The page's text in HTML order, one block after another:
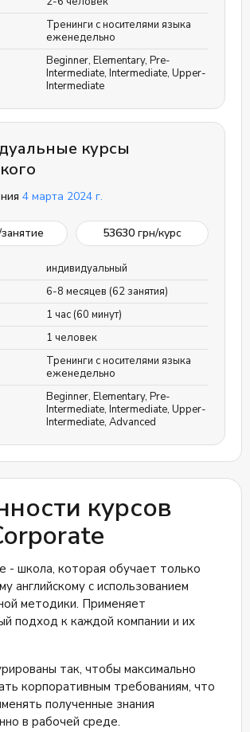
Тренинги с носителями языка
еженедельно
Beginner, Elementary, Pre-
Intermediate, Intermediate, Upper-
Intermediate
курсы
4 марта 2024 г.
53630 грн/курс
индивидуальный
6-8 месяцев (62 занятия)
1 час (60 минут)
1 человек
Тренинги с носителями языка
еженедельно
Beginner, Elementary, Pre-
Intermediate, Intermediate, Upper-
Intermediate, Advanced
курсов
- школа, которая обучает только
английскому с использованием
методики. Применяет
подход к каждой компании и их
так, чтобы максимально
корпоративным требованиям, что
полученные знания
в рабочей среде.